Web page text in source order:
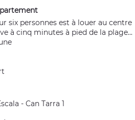
six personnes est à louer au centre
à cinq minutes à pied de la plage...